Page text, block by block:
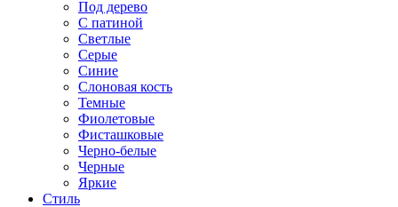
Под дерево
С патиной
Светлые
Серые
Синие
Слоновая кость
Темные
Фиолетовые
Фисташковые
Черно-белые
Черные
Яркие
Стиль